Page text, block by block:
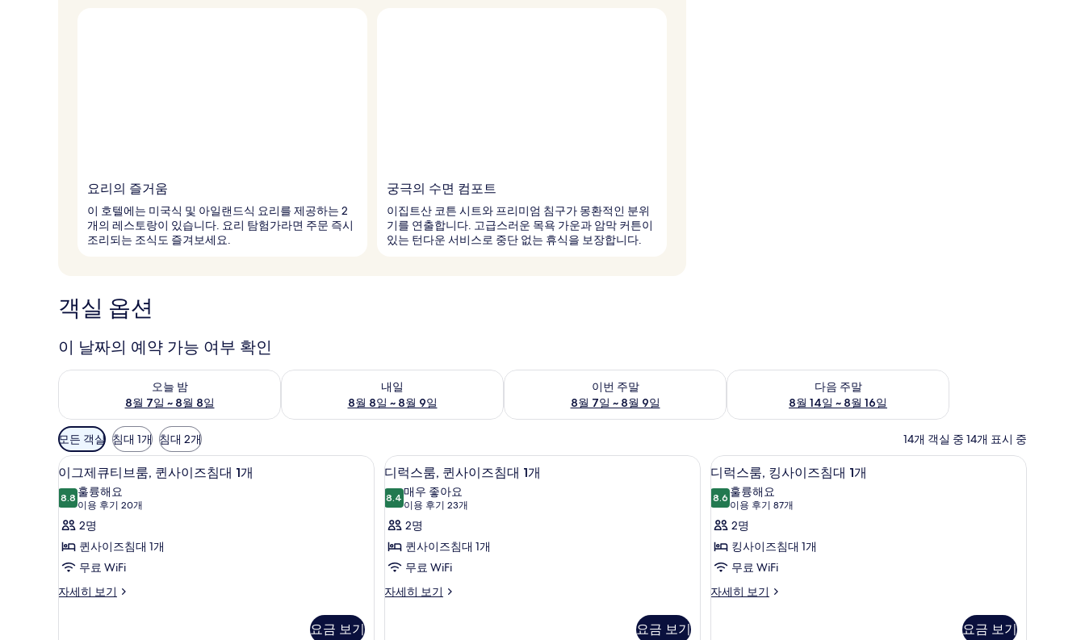
요리의 즐거움
이 호텔에는 미국식 및 아일랜드식 요리를 제공하는 2
개의 레스토랑이 있습니다. 요리 탐험가라면 주문 즉시
조리되는 조식도 즐겨보세요.
궁극의 수면 컴포트
이집트산 코튼 시트와 프리미엄 침구가 몽환적인 분위
기를 연출합니다. 고급스러운 목욕 가운과 암막 커튼이
있는 턴다운 서비스로 중단 없는 휴식을 보장합니다.
객실 옵션
이 날짜의 예약 가능 여부 확인
오늘 밤
8월 7일 ~ 8월 8일
오늘 밤 예약 가능 여부 확인, 8월 7일 ~ 8월 8일
내일
8월 8일 ~ 8월 9일
내일 예약 가능 여부 확인, 8월 8일 ~ 8월 9일
이번 주말
8월 7일 ~ 8월 9일
이번 주말 예약 가능 여부 확인, 8월 7일 ~ 8월 9일
다음 주말
8월 14일 ~ 8월 16일
다음 주말 예약 가능 여부 확인, 8월 14일 ~ 8월 16일
객
실
에
사
용
가
능
필
터
모든 객실 침대 1개 침대 2개 14개 객실 중 14개 표시 중
이
그
제
큐
티
브
룸,
이집트산 면 시트, 고급 침구, 객실 내 금고, 암막 커튼
11
이그제큐티브룸, 퀸사이즈침대 1개
8.88.8점 만점 중 10점
훌륭해요
이용 후기 20개
(이
용
후
기
20
개)
2명
퀸사이즈침대 1개
무료 WiFi
자세히 보기
이
요금 보기
디
럭
스
룸,
퀸
사
이
이집트산 면 시트, 고급 침구, 객실 내 금고, 암막 커튼
8
디럭스룸, 퀸사이즈침대 1개
8.48.4점 만점 중 10점
매우 좋아요
이용 후기 23개
(이
용
후
기
23
개)
2명
퀸사이즈침대 1개
무료 WiFi
자세히 보기
디
요금 보기
디
럭
스
룸,
킹
사
이
이집트산 면 시트, 고급 침구, 객실 내 금고, 암
11
디럭스룸, 킹사이즈침대 1개
8.68.6점 만점 중 10점
훌륭해요
이용 후기 87개
(이
용
후
기
87
개)
2명
킹사이즈침대 1개
무료 WiFi
자세히 보기
디
요금 보기